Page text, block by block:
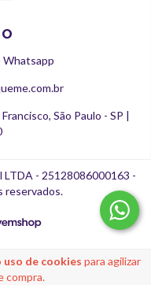
uso de cookies para agilizar
compra.
Whatsapp
São Paulo - SP |
- 25128086000163 -
reservados.